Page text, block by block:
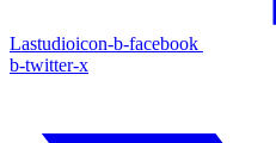
Lastudioicon-b-facebook
b-twitter-x